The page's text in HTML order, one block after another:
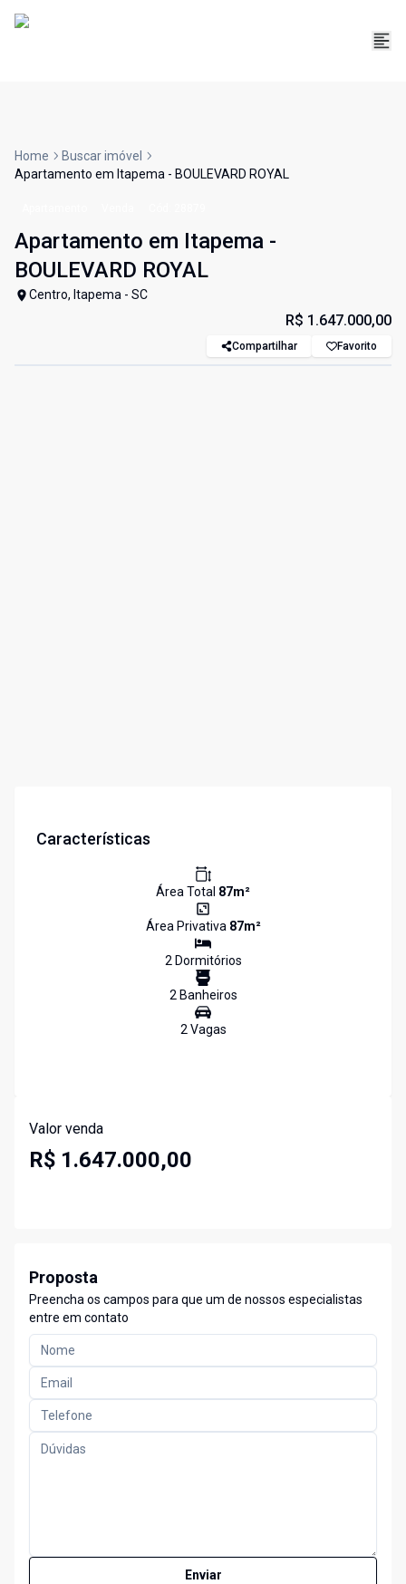
Home
Buscar imóvel
Apartamento em Itapema - BOULEVARD ROYAL
Apartamento em Itapema -
BOULEVARD ROYAL
Centro, Itapema - SC
R$ 1.647.000,00
Compartilhar Favorito
Características
Área Total 87m²
Área Privativa 87m²
2Dormitórios
2Banheiros
2Vagas
Valor venda
R$ 1.647.000,00
Proposta
Preencha os campos para que um de nossos especialistas
entre em contato
Enviar